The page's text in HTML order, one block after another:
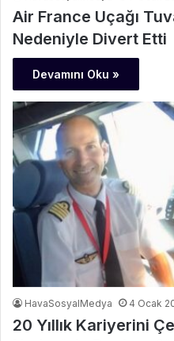
Air France Uçağı
Nedeniyle Divert Etti
Devamını Oku »
HavaSosyalMedya 4 Ocak
20 Yıllık Kariyerini